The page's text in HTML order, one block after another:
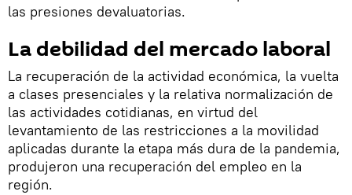
las presiones devaluatorias.
La debilidad del mercado laboral
La recuperación de la actividad económica, la vuelta
a clases presenciales y la relativa normalización de
las actividades cotidianas, en virtud del
levantamiento de las restricciones a la movilidad
aplicadas durante la etapa más dura de la pandemia,
produjeron una recuperación del empleo en la
región.